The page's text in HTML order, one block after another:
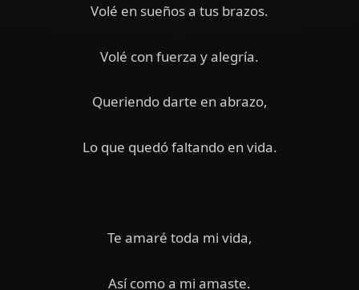
Volé en sueños a tus brazos.
Volé con fuerza y alegría.
Queriendo darte en abrazo,
Lo que quedó faltando en vida.
Te amaré toda mi vida,
Así como a mi amaste.